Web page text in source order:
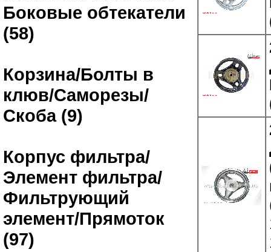
Боковые обтекатели
(58)
Корзина/Болты в
клюв/Саморезы/
Скоба (9)
Корпус фильтра/
Элемент фильтра/
Фильтрующий
элемент/Прямоток
(97)